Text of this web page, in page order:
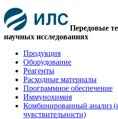
Передовые
научных исследованиях
Продукция
Оборудование
Реагенты
Расходные материалы
Программное обеспечение
Иммунохимия
Комбинированный анализ
чувствительности)